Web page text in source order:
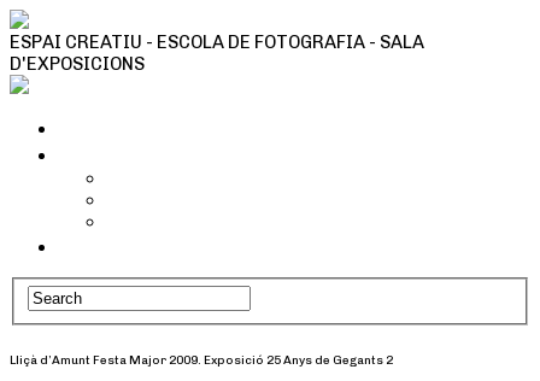
ESPAI CREATIU - ESCOLA DE FOTOGRAFIA - SALA
D'EXPOSICIONS
Lliçà d’Amunt Festa Major 2009. Exposició 25 Anys de Gegants 2